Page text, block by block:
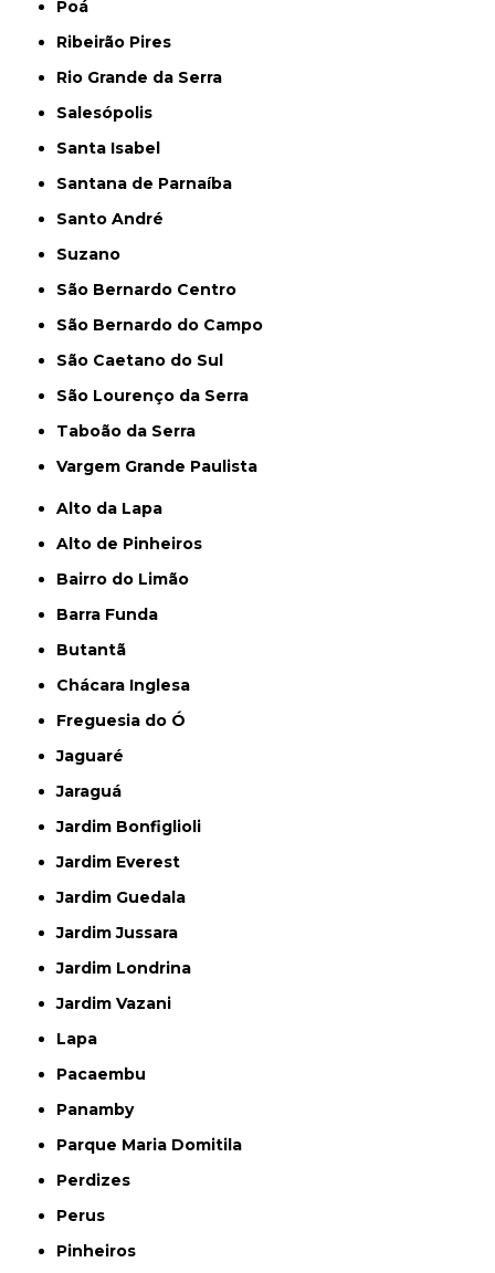
Poá
Ribeirão Pires
Rio Grande da Serra
Salesópolis
Santa Isabel
Santana de Parnaíba
Santo André
Suzano
São Bernardo Centro
São Bernardo do Campo
São Caetano do Sul
São Lourenço da Serra
Taboão da Serra
Vargem Grande Paulista
Alto da Lapa
Alto de Pinheiros
Bairro do Limão
Barra Funda
Butantã
Chácara Inglesa
Freguesia do Ó
Jaguaré
Jaraguá
Jardim Bonfiglioli
Jardim Everest
Jardim Guedala
Jardim Jussara
Jardim Londrina
Jardim Vazani
Lapa
Pacaembu
Panamby
Parque Maria Domitila
Perdizes
Perus
Pinheiros